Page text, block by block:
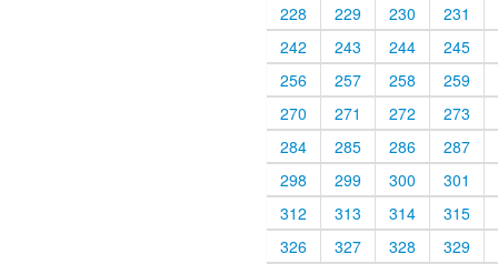
228
229 230
231
242
243 244
245
256
257 258
259
270
271 272
273
284
285 286
287
298
299 300
301
312
313 314
315
326
327 328
329